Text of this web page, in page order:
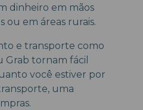
dinheiro em mãos
ou em áreas rurais.
e transporte como
Grab tornam fácil
você estiver por
uma